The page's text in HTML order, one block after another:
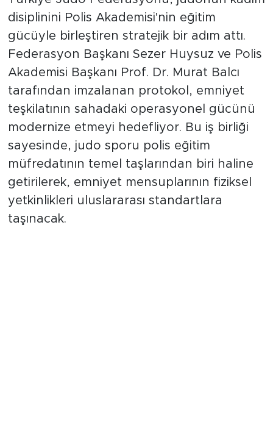
kaynaklarından edinilen bilgilere göre;
Türkiye Judo Federasyonu, judonun kadim
disiplinini Polis Akademisi'nin eğitim
gücüyle birleştiren stratejik bir adım attı.
Federasyon Başkanı Sezer Huysuz ve Polis
Akademisi Başkanı Prof. Dr. Murat Balcı
tarafından imzalanan protokol, emniyet
teşkilatının sahadaki operasyonel gücünü
modernize etmeyi hedefliyor. Bu iş birliği
sayesinde, judo sporu polis eğitim
müfredatının temel taşlarından biri haline
getirilerek, emniyet mensuplarının fiziksel